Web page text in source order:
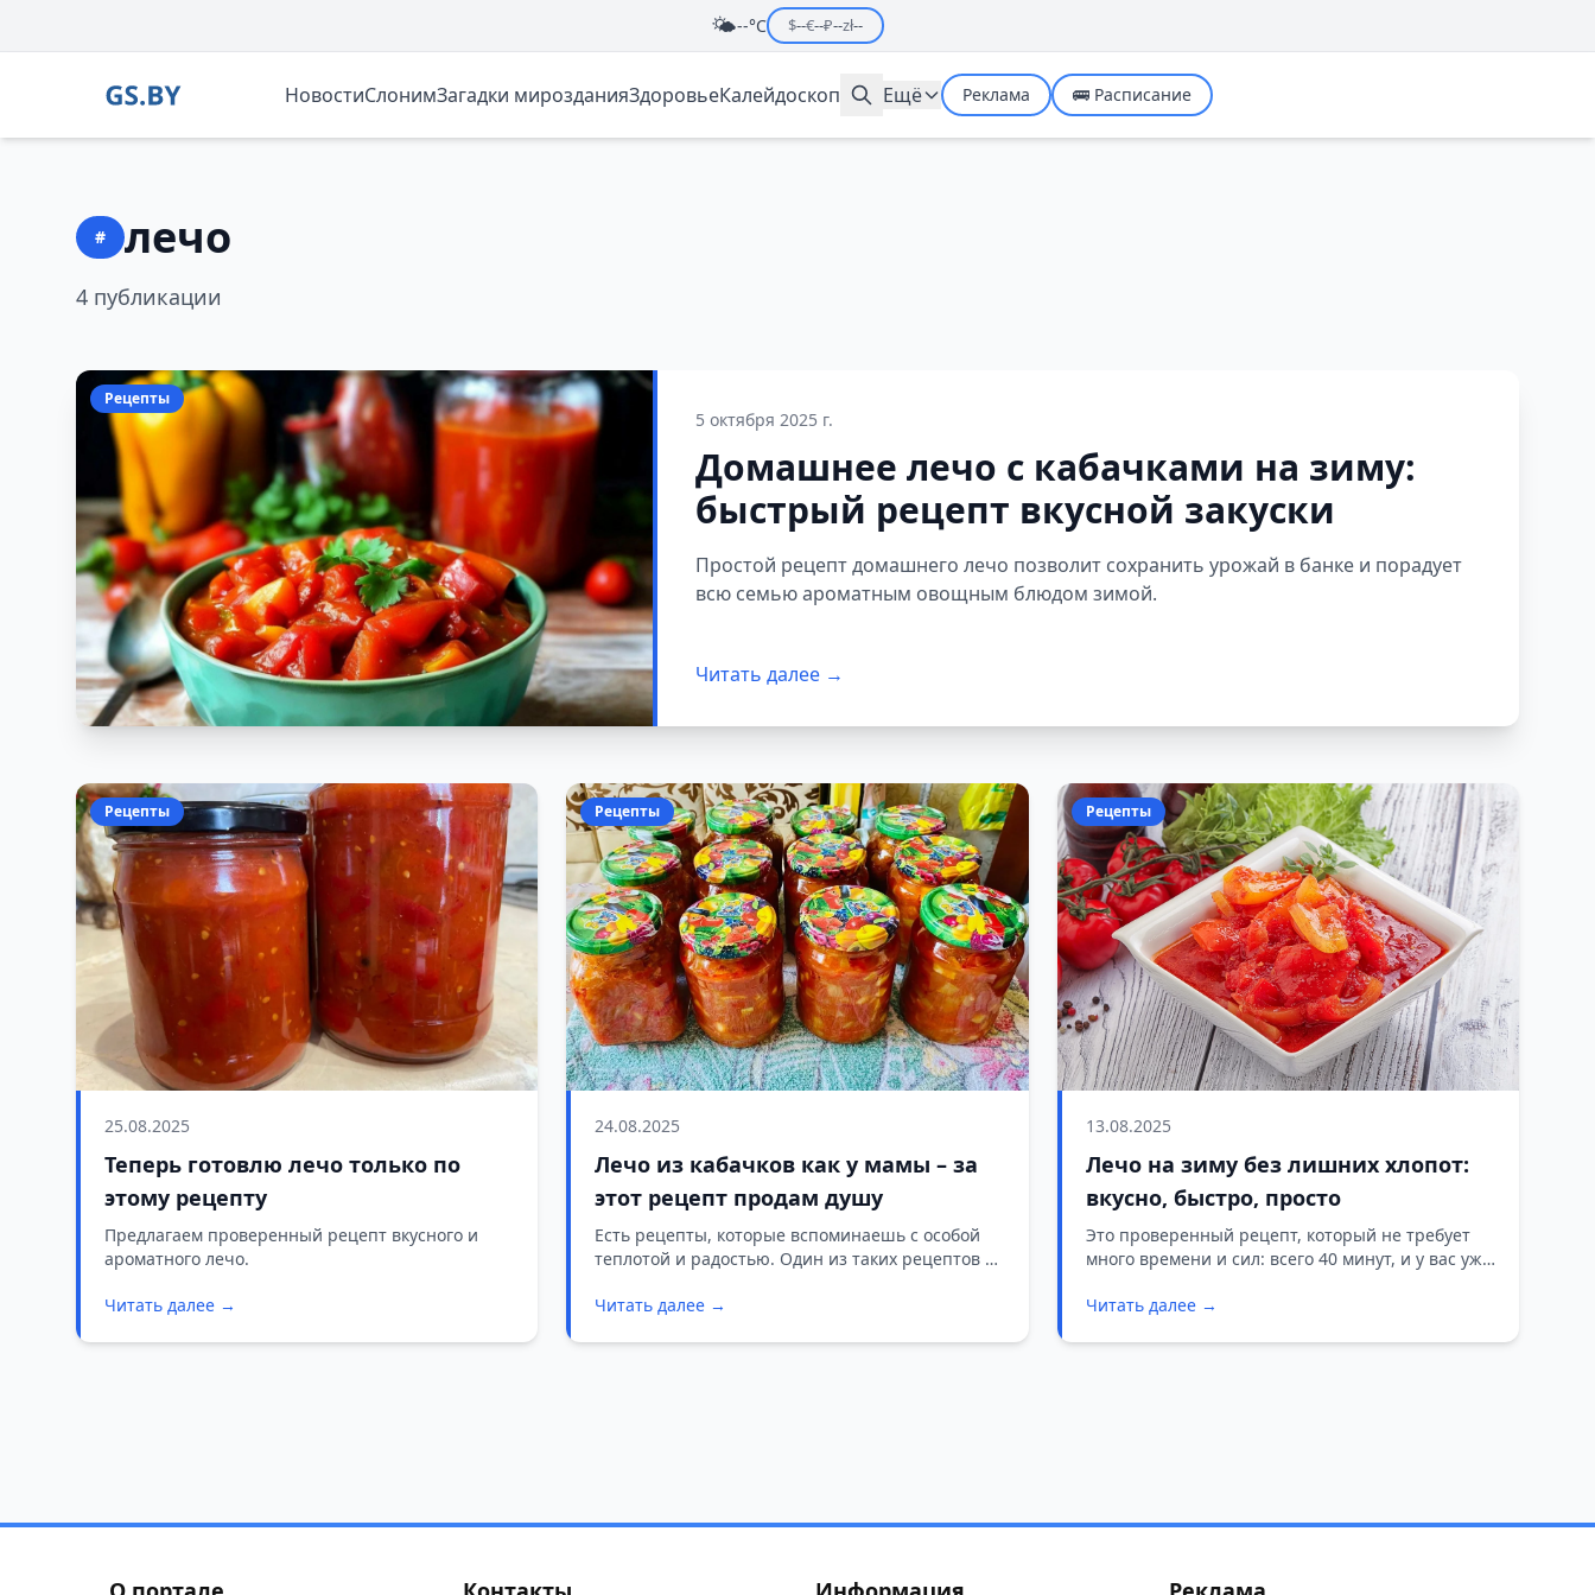
🌤️--°C $--€--₽--zł--
НовостиСлонимЗагадки мирозданияЗдоровьеКалейдоскоп Ещё Реклама 🚌 Расписание
# лечо
4 публикации
Рецепты
5 октября 2025 г.
Домашнее лечо с кабачками на зиму:
быстрый рецепт вкусной закуски
Простой рецепт домашнего лечо позволит сохранить урожай в банке и порадует
всю семью ароматным овощным блюдом зимой.
Читать далее →
Рецепты
25.08.2025
Теперь готовлю лечо только по
этому рецепту
Предлагаем проверенный рецепт вкусного и
ароматного лечо.
Читать далее →
Рецепты
24.08.2025
Лечо из кабачков как у мамы – за
этот рецепт продам душу
Есть рецепты, которые вспоминаешь с особой
теплотой и радостью. Один из таких рецептов —
по старинному семейному рецепту моей мамы.
Читать далее →
Рецепты
13.08.2025
Лечо на зиму без лишних хлопот:
вкусно, быстро, просто
Это проверенный рецепт, который не требует
много времени и сил: всего 40 минут, и у вас уже
Читать далее →